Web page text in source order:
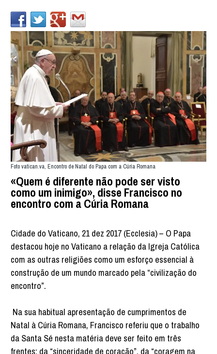
Foto vatican.va, Encontro de Natal do Papa com a Cúria Romana
«Quem é diferente não pode ser visto
como um inimigo», disse Francisco no
encontro com a Cúria Romana
Cidade do Vaticano, 21 dez 2017 (Ecclesia) – O Papa
destacou hoje no Vaticano a relação da Igreja Católica
com as outras religiões como um esforço essencial à
construção de um mundo marcado pela “civilização do
encontro”.
Na sua habitual apresentação de cumprimentos de
Natal à Cúria Romana, Francisco referiu que o trabalho
da Santa Sé nesta matéria deve ser feito em três
frentes: da “sinceridade de coração”, da “coragem na